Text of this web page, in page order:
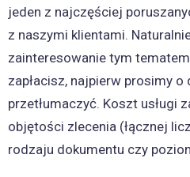
jeden z najczęściej
z naszymi klientami.
zainteresowanie tym
zapłacisz, najpierw prosimy
przetłumaczyć. Koszt usługi
objętości zlecenia (łącznej
rodzaju dokumentu czy